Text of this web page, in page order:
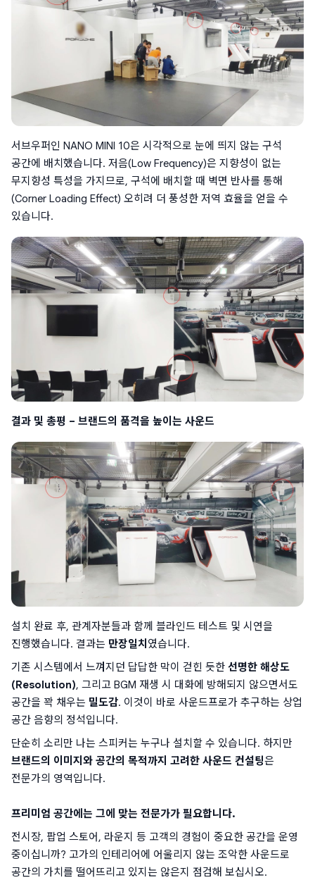
서브우퍼인 NANO MINI 10은 시각적으로 눈에 띄지 않는 구석
공간에 배치했습니다. 저음(Low Frequency)은 지향성이 없는
무지향성 특성을 가지므로, 구석에 배치할 때 벽면 반사를 통해
(Corner Loading Effect) 오히려 더 풍성한 저역 효율을 얻을 수
있습니다.
결과 및 총평 – 브랜드의 품격을 높이는 사운드
설치 완료 후, 관계자분들과 함께 블라인드 테스트 및 시연을
진행했습니다. 결과는 만장일치 였습니다.
기존 시스템에서 느껴지던 답답한 막이 걷힌 듯한 선명한 해상도
(Resolution), 그리고 BGM 재생 시 대화에 방해되지 않으면서도
공간을 꽉 채우는 밀도감. 이것이 바로 사운드프로가 추구하는 상업
공간 음향의 정석입니다.
브랜드의 이미지와 공간의 목적까지 고려한 사운드 컨설팅은
전문가의 영역입니다.
프리미엄 공간에는 그에 맞는 전문가가 필요합니다.
전시장, 팝업 스토어, 라운지 등 고객의 경험이 중요한 공간을 운영
중이십니까? 고가의 인테리어에 어울리지 않는 조악한 사운드로
공간의 가치를 떨어뜨리고 있지는 않은지 점검해 보십시오.